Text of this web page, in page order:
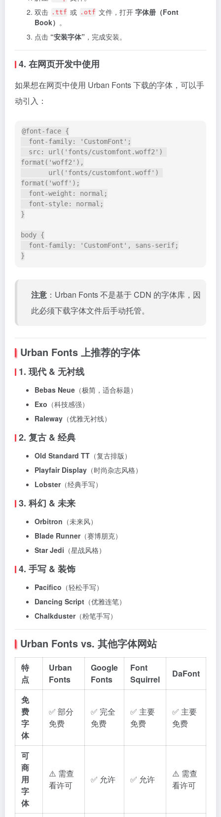
双击 .ttf 或 .otf 文件，打开 字体册（Font
Book） 。
点击 “安装字体” ，完成安装。
4. 在网页开发中使用
如果想在网页中使用 Urban Fonts 下载的字体，可以手
动引入：
@font-face {
format('woff2'),
format('woff');
}
body {
注意 ：Urban Fonts 不是基于 CDN 的字体库，因
此必须下载字体文件后手动托管。
Urban Fonts 上推荐的字体
1. 现代 & 无衬线
Bebas Neue （极简，适合标题）
Exo （科技感强）
Raleway （优雅无衬线）
2. 复古 & 经典
Old Standard TT （复古排版）
Playfair Display （时尚杂志风格）
Lobster（经典手写）
3. 科幻 & 未来
Orbitron （未来风）
Blade Runner（赛博朋克）
Star Jedi （星战风格）
4. 手写 & 装饰
Pacifico （轻松手写）
Dancing Script （优雅连笔）
Chalkduster（粉笔手写）
Urban Fonts vs. 其他字体网站
特
点
Urban
Fonts
Google
Fonts
Font
Squirrel
DaFont
免
费
字
体
✅ 部分
免费
✅ 完全
免费
✅ 主要
免费
✅ 主要
免费
可
商
用
字
体
⚠️ 需查
看许可
✅ 允许 ✅ 允许
⚠️ 需查
看许可